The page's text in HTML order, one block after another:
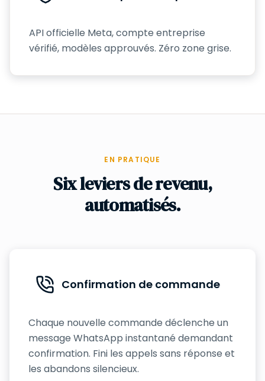
API officielle Meta, compte entreprise
vérifié, modèles approuvés. Zéro zone grise.
EN PRATIQUE
Six leviers de revenu,
automatisés.
Confirmation de commande
Chaque nouvelle commande déclenche un
message WhatsApp instantané demandant
confirmation. Fini les appels sans réponse et
les abandons silencieux.